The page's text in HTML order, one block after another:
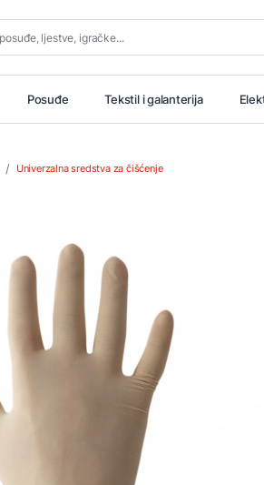
Posuđe Tekstil i galanterija
Univerzalna sredstva za čišćenje